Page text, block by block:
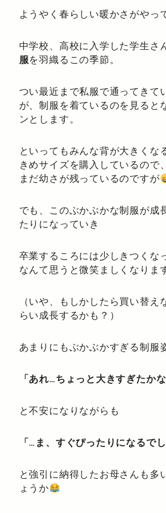
ようやく春らしい暖かさがやっ
中学校、高校に入学した学生さ
服を羽織るこの季節。
つい最近まで私服で通ってきて
が、制服を着ているのを見ると
ンとします。
といってもみんな背が大きくな
きめサイズを購入しているので
まだ幼さが残っているのですが
でも、このぶかぶかな制服が成
たりになっていき
卒業するころには少しきつくな
なんて思うと微笑ましくなりま
（いや、もしかしたら買い替え
らい成長するかも？）
あまりにもぶかぶかすぎる制服
「あれ…ちょっと大きすぎたかな
と不安になりながらも
「…ま、すぐぴったりになるでし
と強引に納得したお母さんも多
ょうか